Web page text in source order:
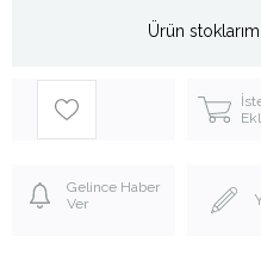
Ürün
Gelince Haber
Ver